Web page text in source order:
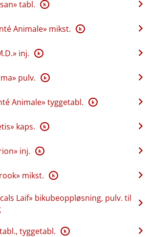
tabl. K
Animale» mikst. K
inj. K
pulv. K
Animale» tyggetabl. K
kaps. K
inj. K
mikst. K
Laif» bikubeoppløsning, pulv. til
tyggetabl. K